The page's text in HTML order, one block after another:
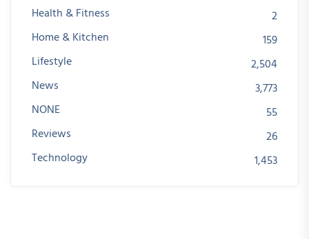
Health & Fitness
2
Home & Kitchen
159
Lifestyle
2,504
News
3,773
NONE
55
Reviews
26
Technology
1,453